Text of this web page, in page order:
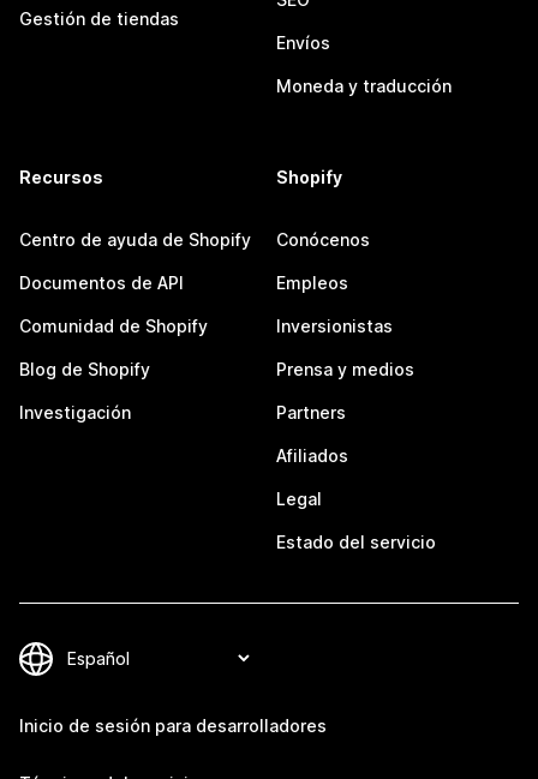
Gestión de tiendas
Envíos
Moneda y traducción
Recursos
Centro de ayuda de Shopify
Documentos de API
Comunidad de Shopify
Blog de Shopify
Investigación
Shopify
Conócenos
Empleos
Inversionistas
Prensa y medios
Partners
Afiliados
Legal
Estado del servicio
Inicio de sesión para desarrolladores